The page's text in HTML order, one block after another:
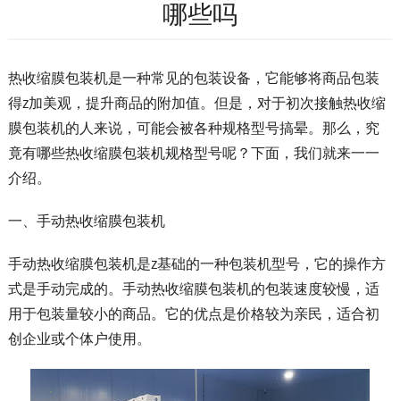
哪些吗
热收缩膜包装机是一种常见的包装设备，它能够将商品包装
得z加美观，提升商品的附加值。但是，对于初次接触热收缩
膜包装机的人来说，可能会被各种规格型号搞晕。那么，究
竟有哪些热收缩膜包装机规格型号呢？下面，我们就来一一
介绍。
一、手动热收缩膜包装机
手动热收缩膜包装机是z基础的一种包装机型号，它的操作方
式是手动完成的。手动热收缩膜包装机的包装速度较慢，适
用于包装量较小的商品。它的优点是价格较为亲民，适合初
创企业或个体户使用。